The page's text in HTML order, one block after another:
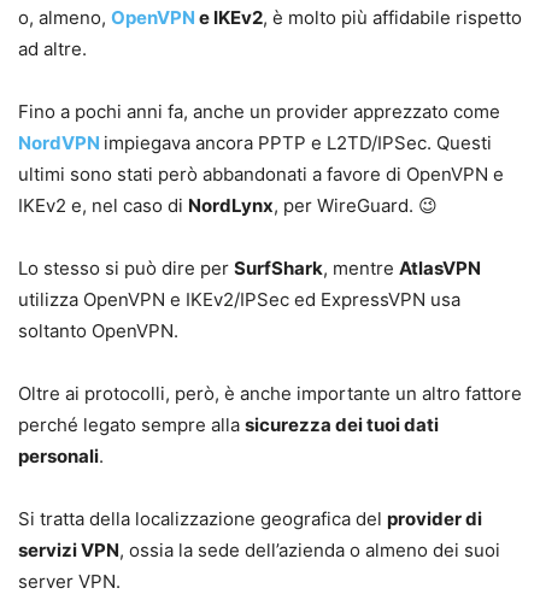
o, almeno, OpenVPN e IKEv2, è molto più affidabile rispetto
ad altre.
Fino a pochi anni fa, anche un provider apprezzato come
NordVPN impiegava ancora PPTP e L2TD/IPSec. Questi
ultimi sono stati però abbandonati a favore di OpenVPN e
IKEv2 e, nel caso di NordLynx, per WireGuard. 😉
Lo stesso si può dire per SurfShark, mentre AtlasVPN
utilizza OpenVPN e IKEv2/IPSec ed ExpressVPN usa
soltanto OpenVPN.
Oltre ai protocolli, però, è anche importante un altro fattore
perché legato sempre alla sicurezza dei tuoi dati
personali.
Si tratta della localizzazione geografica del provider di
servizi VPN, ossia la sede dell’azienda o almeno dei suoi
server VPN.